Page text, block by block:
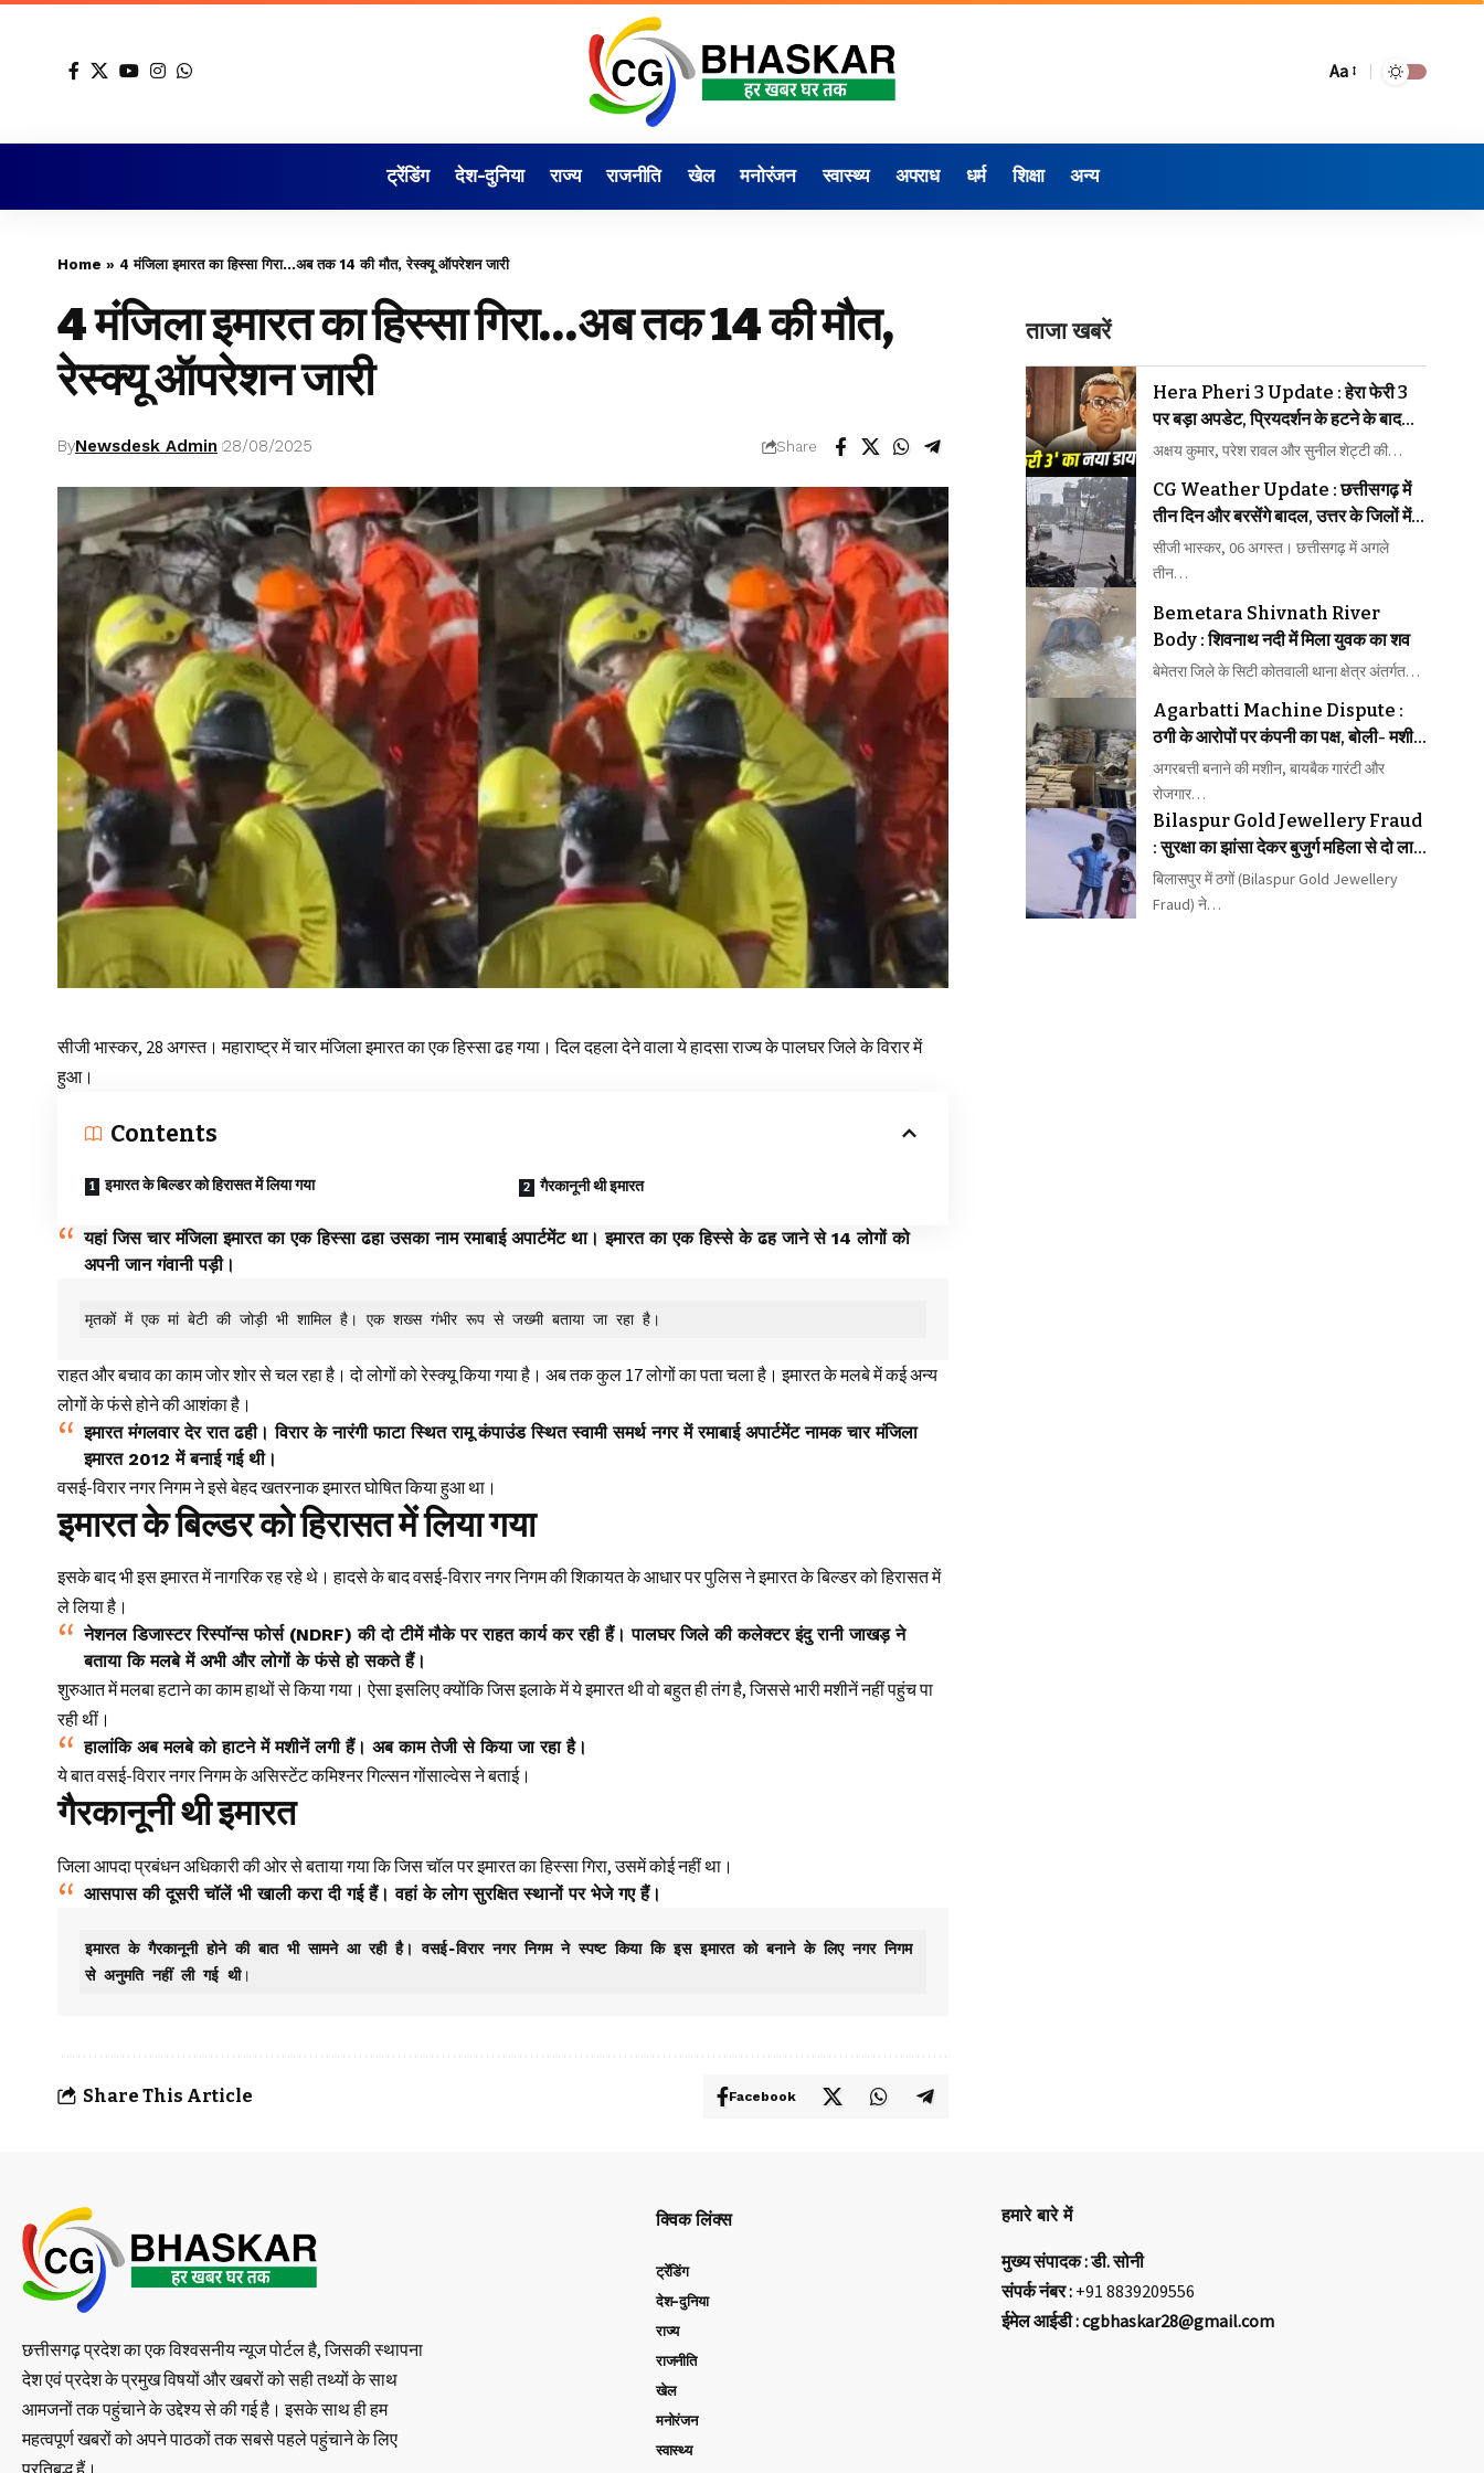
Aa
ट्रेंडिंग देश-दुनिया राज्य राजनीति खेल मनोरंजन स्वास्थ्य अपराध धर्म शिक्षा अन्य
Home » 4 मंजिला इमारत का हिस्सा गिरा…अब तक 14 की मौत, रेस्क्यू ऑपरेशन जारी
4 मंजिला इमारत का हिस्सा गिरा…अब तक 14 की मौत,
रेस्क्यू ऑपरेशन जारी
ByNewsdesk Admin 28/08/2025 Share
सीजी भास्कर, 28 अगस्त। महाराष्ट्र में चार मंजिला इमारत का एक हिस्सा ढह गया। दिल दहला देने वाला ये हादसा राज्य के पालघर जिले के विरार में
हुआ।
Contents
इमारत के बिल्डर को हिरासत में लिया गया गैरकानूनी थी इमारत
यहां जिस चार मंजिला इमारत का एक हिस्सा ढहा उसका नाम रमाबाई अपार्टमेंट था। इमारत का एक हिस्से के ढह जाने से 14 लोगों को
अपनी जान गंवानी पड़ी।
मृतकों में एक मां बेटी की जोड़ी भी शामिल है। एक शख्स गंभीर रूप से जख्मी बताया जा रहा है।
राहत और बचाव का काम जोर शोर से चल रहा है। दो लोगों को रेस्क्यू किया गया है। अब तक कुल 17 लोगों का पता चला है। इमारत के मलबे में कई अन्य
लोगों के फंसे होने की आशंका है।
इमारत मंगलवार देर रात ढही। विरार के नारंगी फाटा स्थित रामू कंपाउंड स्थित स्वामी समर्थ नगर में रमाबाई अपार्टमेंट नामक चार मंजिला
इमारत 2012 में बनाई गई थी।
वसई-विरार नगर निगम ने इसे बेहद खतरनाक इमारत घोषित किया हुआ था।
इमारत के बिल्डर को हिरासत में लिया गया
इसके बाद भी इस इमारत में नागरिक रह रहे थे। हादसे के बाद वसई-विरार नगर निगम की शिकायत के आधार पर पुलिस ने इमारत के बिल्डर को हिरासत में
ले लिया है।
नेशनल डिजास्टर रिस्पॉन्स फोर्स (NDRF) की दो टीमें मौके पर राहत कार्य कर रही हैं। पालघर जिले की कलेक्टर इंदु रानी जाखड़ ने
बताया कि मलबे में अभी और लोगों के फंसे हो सकते हैं।
शुरुआत में मलबा हटाने का काम हाथों से किया गया। ऐसा इसलिए क्योंकि जिस इलाके में ये इमारत थी वो बहुत ही तंग है, जिससे भारी मशीनें नहीं पहुंच पा
रही थीं।
हालांकि अब मलबे को हाटने में मशीनें लगी हैं। अब काम तेजी से किया जा रहा है।
ये बात वसई-विरार नगर निगम के असिस्टेंट कमिश्नर गिल्सन गोंसाल्वेस ने बताई।
गैरकानूनी थी इमारत
जिला आपदा प्रबंधन अधिकारी की ओर से बताया गया कि जिस चॉल पर इमारत का हिस्सा गिरा, उसमें कोई नहीं था।
आसपास की दूसरी चॉलें भी खाली करा दी गई हैं। वहां के लोग सुरक्षित स्थानों पर भेजे गए हैं।
इमारत के गैरकानूनी होने की बात भी सामने आ रही है। वसई-विरार नगर निगम ने स्पष्ट किया कि इस इमारत को बनाने के लिए नगर निगम
से अनुमति नहीं ली गई थी।
Share This Article Facebook
ताजा खबरें
Hera Pheri 3 Update : हेरा फेरी 3
पर बड़ा अपडेट, प्रियदर्शन के हटने के बाद
अहमद खान ने तोड़ी चुप्पी
अक्षय कुमार, परेश रावल और सुनील शेट्टी की…
CG Weather Update : छत्तीसगढ़ में
तीन दिन और बरसेंगे बादल, उत्तर के जिलों में
भारी बारिश का अलर्ट
सीजी भास्कर, 06 अगस्त। छत्तीसगढ़ में अगले
तीन…
Bemetara Shivnath River
Body : शिवनाथ नदी में मिला युवक का शव
बेमेतरा जिले के सिटी कोतवाली थाना क्षेत्र अंतर्गत…
Agarbatti Machine Dispute :
ठगी के आरोपों पर कंपनी का पक्ष, बोली- मशीनें
चल रही हैं, सभी आरोप बेबुनियाद
अगरबत्ती बनाने की मशीन, बायबैक गारंटी और
रोजगार…
Bilaspur Gold Jewellery Fraud
: सुरक्षा का झांसा देकर बुजुर्ग महिला से दो लाख
के गहने ठगे
बिलासपुर में ठगों (Bilaspur Gold Jewellery
Fraud) ने…
छत्तीसगढ़ प्रदेश का एक विश्वसनीय न्यूज पोर्टल है, जिसकी स्थापना
देश एवं प्रदेश के प्रमुख विषयों और खबरों को सही तथ्यों के साथ
आमजनों तक पहुंचाने के उद्देश्य से की गई है। इसके साथ ही हम
महत्वपूर्ण खबरों को अपने पाठकों तक सबसे पहले पहुंचाने के लिए
क्विक लिंक्स
ट्रेंडिंग
देश-दुनिया
राज्य
राजनीति
खेल
मनोरंजन
स्वास्थ्य
हमारे बारे में
मुख्य संपादक : डी. सोनी
संपर्क नंबर : +91 8839209556
ईमेल आईडी : cgbhaskar28@gmail.com